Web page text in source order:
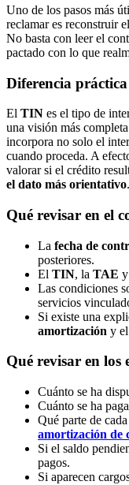
Uno de los pasos más
reclamar es reconstruir
No basta con leer el
pactado con lo que
Diferencia
El TIN es el tipo de
una visión más
incorpora no solo el
cuando proceda. A
valorar si el crédito
el dato más orientativo.
Qué revisar en el
La fecha de
posteriores.
El TIN, la TAE
Las condiciones
servicios
Si existe una
amortización y
Qué revisar en los
Cuánto se ha
Cuánto se ha
Qué parte de
amortización de
Si el saldo
pagos.
Si aparecen